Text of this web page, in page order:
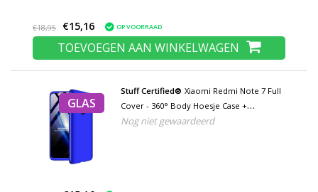
€18,95 €15,16 OP VOORRAAD
TOEVOEGEN AAN WINKELWAGEN
GLAS
Stuff Certified® Xiaomi Redmi Note 7 Full
Cover - 360° Body Hoesje Case +
Screenprotector Tempered Glass Blauw
Nog niet gewaardeerd